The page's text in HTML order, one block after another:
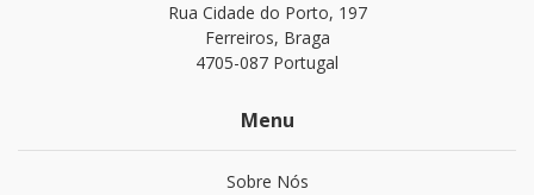
Rua Cidade do Porto, 197
Ferreiros, Braga
4705-087 Portugal
Menu
Sobre Nós